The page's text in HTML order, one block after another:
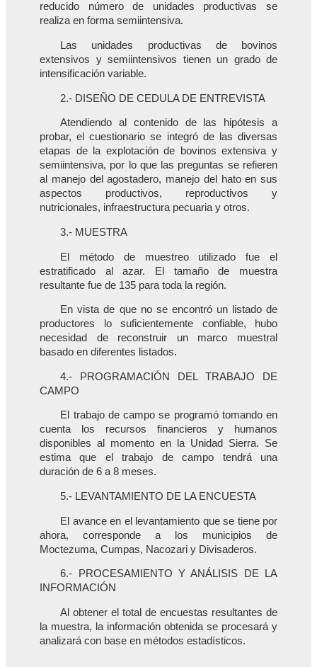
reducido número de unidades productivas se
realiza en forma semiintensiva.
Las unidades productivas de bovinos
extensivos y semiintensivos tienen un grado de
intensificación variable.
2.- DISEÑO DE CEDULA DE ENTREVISTA
Atendiendo al contenido de las hipótesis a
probar, el cuestionario se integró de las diversas
etapas de la explotación de bovinos extensiva y
semiintensiva, por lo que las preguntas se refieren
al manejo del agostadero, manejo del hato en sus
aspectos productivos, reproductivos y
nutricionales, infraestructura pecuaria y otros.
3.- MUESTRA
El método de muestreo utilizado fue el
estratificado al azar. El tamaño de muestra
resultante fue de 135 para toda la región.
En vista de que no se encontró un listado de
productores lo suficientemente confiable, hubo
necesidad de reconstruir un marco muestral
basado en diferentes listados.
4.- PROGRAMACIÓN DEL TRABAJO DE
CAMPO
El trabajo de campo se programó tomando en
cuenta los recursos financieros y humanos
disponibles al momento en la Unidad Sierra. Se
estima que el trabajo de campo tendrá una
duración de 6 a 8 meses.
5.- LEVANTAMIENTO DE LA ENCUESTA
El avance en el levantamiento que se tiene por
ahora, corresponde a los municipios de
Moctezuma, Cumpas, Nacozari y Divisaderos.
6.- PROCESAMIENTO Y ANÁLISIS DE LA
INFORMACIÓN
Al obtener el total de encuestas resultantes de
la muestra, la información obtenida se procesará y
analizará con base en métodos estadísticos.